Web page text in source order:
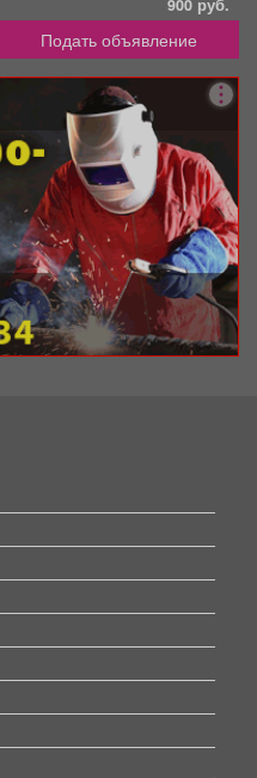
900 руб.
Подать объявление